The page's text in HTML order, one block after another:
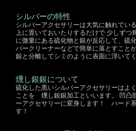
シルバーの特性
シルバーアクセサリーは大気に触れてい
上に置いておいたりするだけで 少しず
に微量にある硫化物と銀が反応して、硫
バークリーナーなどで簡単に落とすこと
銀と分離してシミのように表面に浮いて
燻し銀銀について
硫化した黒いシルバーアクセサリーはよ
ことを 燻し銀銀加工といいます。 凹凸
ーアクセサリーに変身します！ ハード
す！